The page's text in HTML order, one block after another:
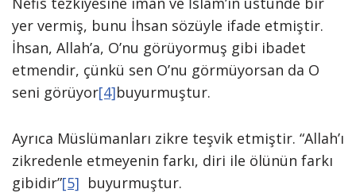
yer vermiş, bunu İhsan sözüyle ifade etmiştir.
İhsan, Allah’a, O’nu görüyormuş gibi ibadet
etmendir, çünkü sen O’nu görmüyorsan da O
seni görüyor[4]buyurmuştur.
Ayrıca Müslümanları zikre teşvik etmiştir. “Allah’ı
zikredenle etmeyenin farkı, diri ile ölünün farkı
gibidir”[5] buyurmuştur.